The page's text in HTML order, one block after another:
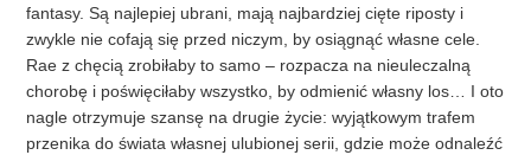
fantasy. Są najlepiej ubrani, mają najbardziej cięte riposty i
zwykle nie cofają się przed niczym, by osiągnąć własne cele.
Rae z chęcią zrobiłaby to samo – rozpacza na nieuleczalną
chorobę i poświęciłaby wszystko, by odmienić własny los… I oto
nagle otrzymuje szansę na drugie życie: wyjątkowym trafem
przenika do świata własnej ulubionej serii, gdzie może odnaleźć